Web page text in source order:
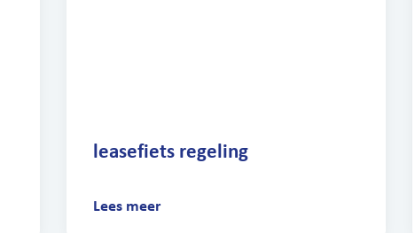
leasefiets regeling
Lees meer